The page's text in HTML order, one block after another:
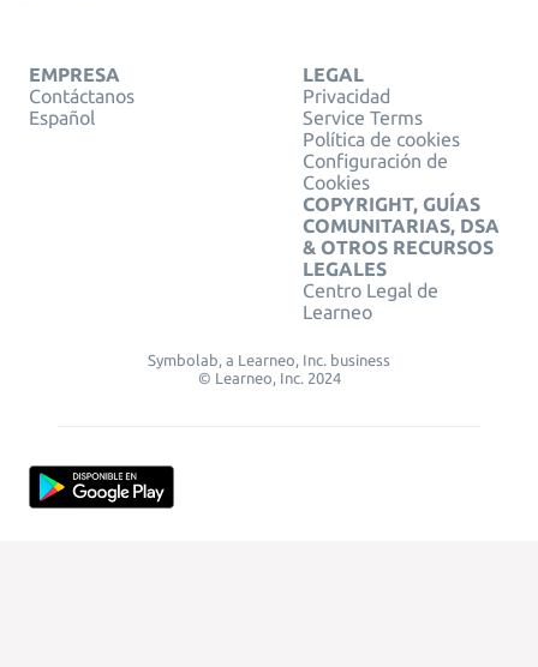
EMPRESA
Contáctanos
Español
LEGAL
Privacidad
Service Terms
Política de cookies
Configuración de
Cookies
COPYRIGHT, GUÍAS
COMUNITARIAS, DSA
& OTROS RECURSOS
LEGALES
Centro Legal de
Learneo
Symbolab, a Learneo, Inc. business
© Learneo, Inc. 2024